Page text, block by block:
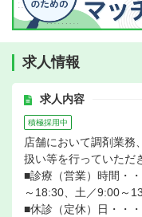
求人情報
求人内容
積極採用中
店舗において調剤業務
扱い等を行っていただ
■診療（営業）時間・
～18:30、土／9:00～
■休診（定休）日・・